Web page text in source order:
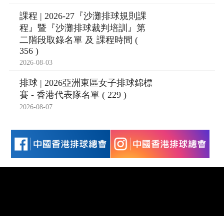
課程 | 2026-27『沙灘排球規則課
程』暨『沙灘排球裁判培訓』第
二階段取錄名單 及 課程時間 (
356 )
2026-08-03
排球 | 2026亞洲東區女子排球錦標
賽 - 香港代表隊名單 ( 229 )
2026-08-07